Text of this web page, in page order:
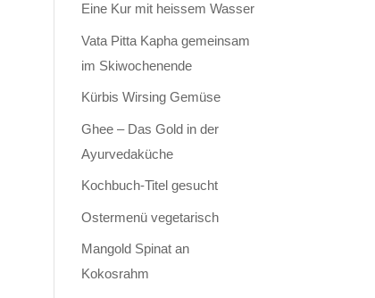
Eine Kur mit heissem Wasser
Vata Pitta Kapha gemeinsam
im Skiwochenende
Kürbis Wirsing Gemüse
Ghee – Das Gold in der
Ayurvedaküche
Kochbuch-Titel gesucht
Ostermenü vegetarisch
Mangold Spinat an
Kokosrahm